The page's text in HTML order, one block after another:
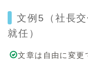
文例5（社長
就任）
文章は自由に変更